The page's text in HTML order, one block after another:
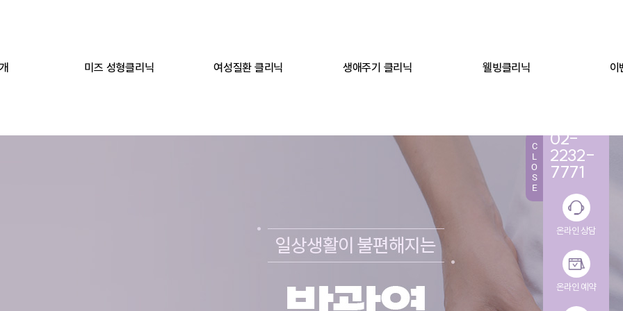
미즈 성형클리닉 여성질환 클리닉 생애주기 클리닉 웰빙클리닉 이
C
L
O
S
E
02-
2232-
7771
온라인 상담
온라인 예약